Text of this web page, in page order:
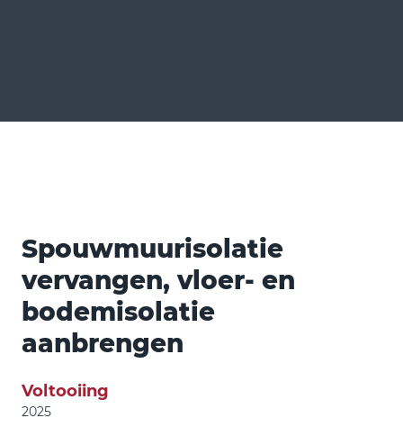
Spouwmuurisolatie
vervangen, vloer- en
bodemisolatie
aanbrengen
Voltooiing
2025